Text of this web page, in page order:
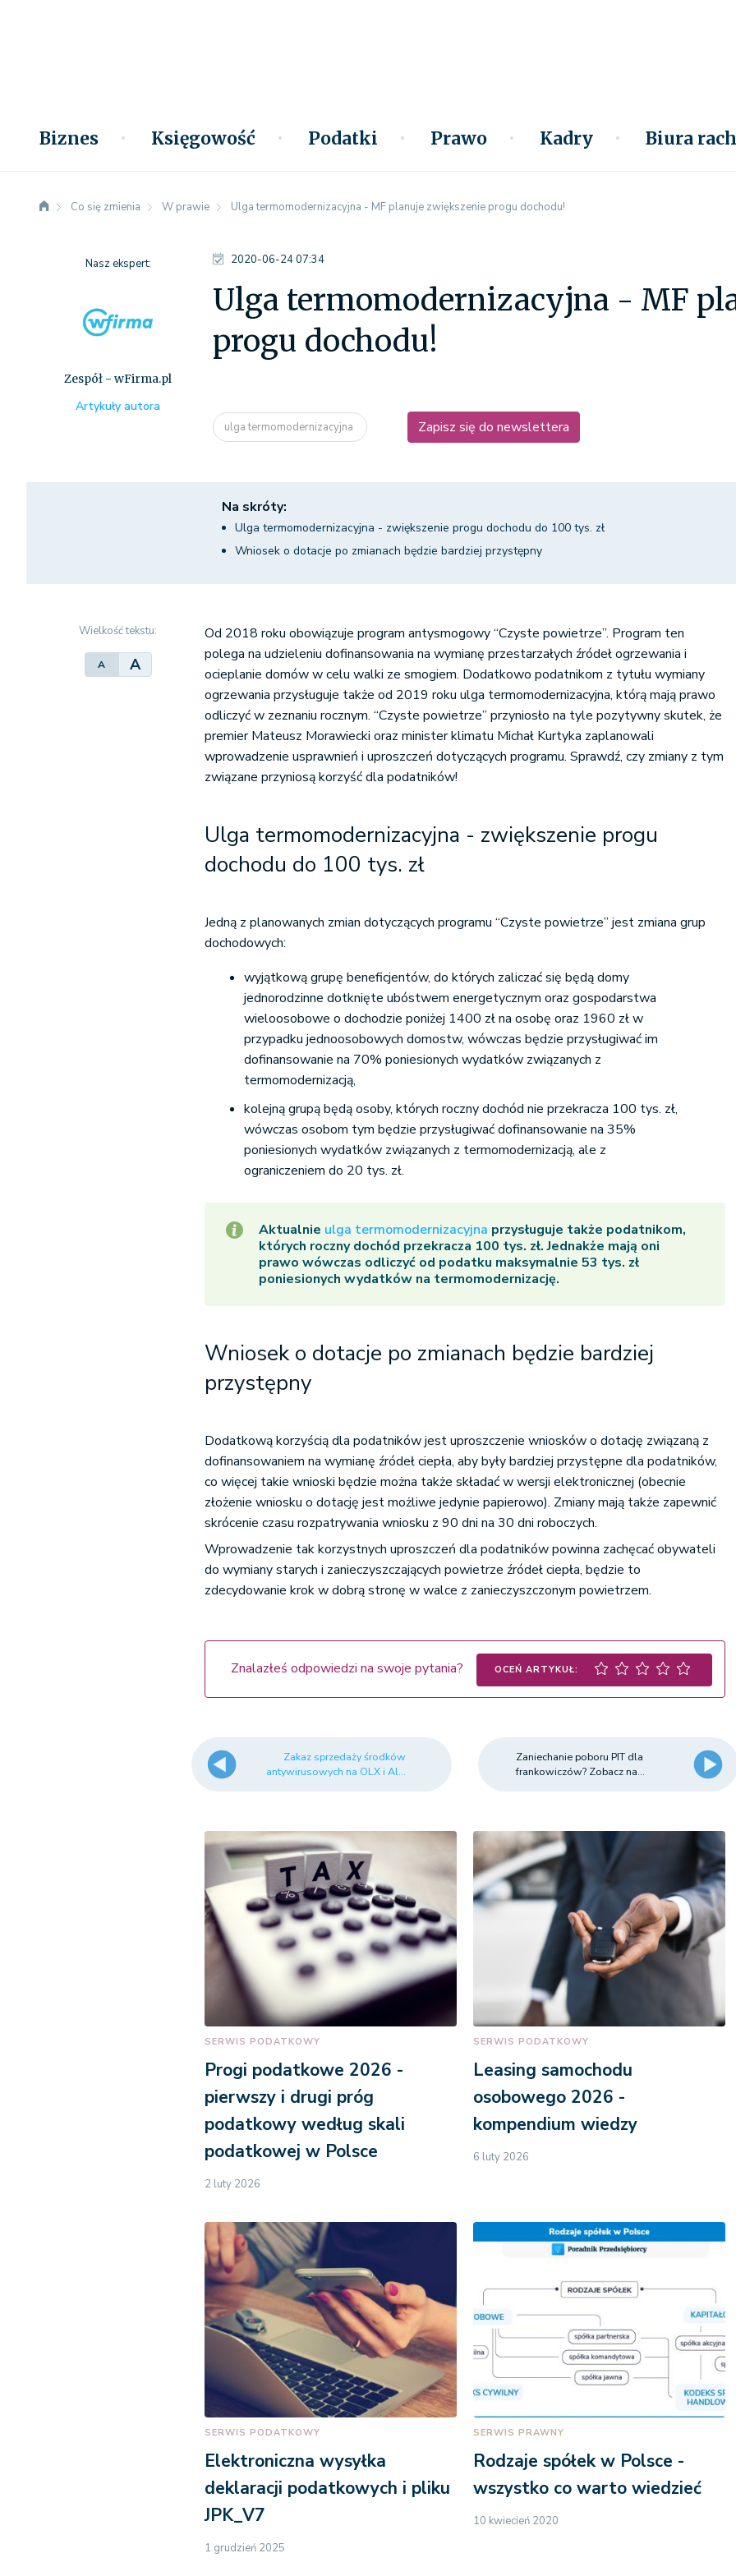
Biznes Księgowość Podatki Prawo Kadry Biura
Co się zmienia W prawie Ulga termomodernizacyjna - MF planuje zwiększenie progu dochodu!
2020-06-24 07:34
Ulga termomodernizacyjna - MF
progu dochodu!
ulga termomodernizacyjna Zapisz się do newslettera
Nasz ekspert:
Zespół - wFirma.pl
Artykuły autora
Na skróty:
Ulga termomodernizacyjna - zwiększenie progu dochodu do 100 tys. zł
Wniosek o dotacje po zmianach będzie bardziej przystępny
Wielkość tekstu:
A A
Od 2018 roku obowiązuje program antysmogowy “Czyste powietrze”. Program ten
polega na udzieleniu dofinansowania na wymianę przestarzałych źródeł ogrzewania i
ocieplanie domów w celu walki ze smogiem. Dodatkowo podatnikom z tytułu wymiany
ogrzewania przysługuje także od 2019 roku ulga termomodernizacyjna, którą mają prawo
odliczyć w zeznaniu rocznym. “Czyste powietrze” przyniosło na tyle pozytywny skutek, że
premier Mateusz Morawiecki oraz minister klimatu Michał Kurtyka zaplanowali
wprowadzenie usprawnień i uproszczeń dotyczących programu. Sprawdź, czy zmiany z tym
związane przyniosą korzyść dla podatników!
Ulga termomodernizacyjna - zwiększenie progu
dochodu do 100 tys. zł
Jedną z planowanych zmian dotyczących programu “Czyste powietrze” jest zmiana grup
dochodowych:
wyjątkową grupę beneficjentów, do których zaliczać się będą domy
jednorodzinne dotknięte ubóstwem energetycznym oraz gospodarstwa
wieloosobowe o dochodzie poniżej 1400 zł na osobę oraz 1960 zł w
przypadku jednoosobowych domostw, wówczas będzie przysługiwać im
dofinansowanie na 70% poniesionych wydatków związanych z
termomodernizacją,
kolejną grupą będą osoby, których roczny dochód nie przekracza 100 tys. zł,
wówczas osobom tym będzie przysługiwać dofinansowanie na 35%
poniesionych wydatków związanych z termomodernizacją, ale z
ograniczeniem do 20 tys. zł.
Aktualnie ulga termomodernizacyjna przysługuje także podatnikom,
których roczny dochód przekracza 100 tys. zł. Jednakże mają oni
prawo wówczas odliczyć od podatku maksymalnie 53 tys. zł
poniesionych wydatków na termomodernizację.
Wniosek o dotacje po zmianach będzie bardziej
przystępny
Dodatkową korzyścią dla podatników jest uproszczenie wniosków o dotację związaną z
dofinansowaniem na wymianę źródeł ciepła, aby były bardziej przystępne dla podatników,
co więcej takie wnioski będzie można także składać w wersji elektronicznej (obecnie
złożenie wniosku o dotację jest możliwe jedynie papierowo). Zmiany mają także zapewnić
skrócenie czasu rozpatrywania wniosku z 90 dni na 30 dni roboczych.
Wprowadzenie tak korzystnych uproszczeń dla podatników powinna zachęcać obywateli
do wymiany starych i zanieczyszczających powietrze źródeł ciepła, będzie to
zdecydowanie krok w dobrą stronę w walce z zanieczyszczonym powietrzem.
Znalazłeś odpowiedzi na swoje pytania? OCEŃ ARTYKUŁ:
Zakaz sprzedaży środków
antywirusowych na OLX i Al...
Zaniechanie poboru PIT dla
frankowiczów? Zobacz na...
SERWIS PODATKOWY
Progi podatkowe 2026 -
pierwszy i drugi próg
podatkowy według skali
podatkowej w Polsce
2 luty 2026
SERWIS PODATKOWY
Leasing samochodu
osobowego 2026 -
kompendium wiedzy
6 luty 2026
SERWIS PODATKOWY
Elektroniczna wysyłka
deklaracji podatkowych i pliku
JPK_V7
1 grudzień 2025
SERWIS PRAWNY
Rodzaje spółek w Polsce -
wszystko co warto wiedzieć
10 kwiecień 2020